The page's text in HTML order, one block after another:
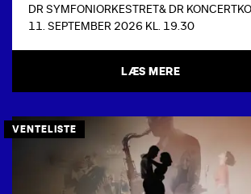
DR SYMFONIORKESTRET& DR
11. SEPTEMBER 2026 KL. 19.30
LÆS MERE
VENTELISTE